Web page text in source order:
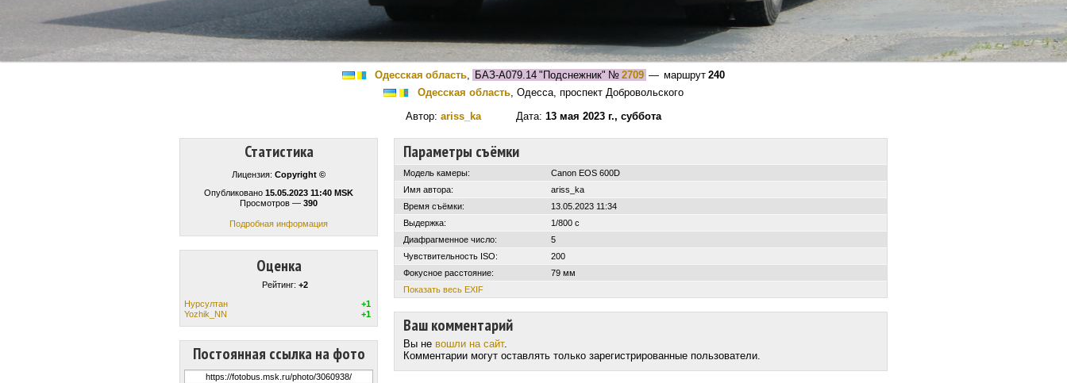
Одесская область, БАЗ-А079.14 "Подснежник" № 2709 — маршрут 240
Одесская область, Одесса, проспект Добровольского
Автор: ariss_kaДата: 13 мая 2023 г., суббота
Статистика
Лицензия: Copyright ©
Опубликовано 15.05.2023 11:40 MSK
Просмотров — 390
Подробная информация
Оценка
Рейтинг: +2
Нурсултан
+1
Yozhik_NN
+1
Постоянная ссылка на фото
Параметры съёмки
Модель камеры:
Canon EOS 600D
Имя автора:
ariss_ka
Время съёмки:
13.05.2023 11:34
Выдержка:
1/800 с
Диафрагменное число:
5
Чувствительность ISO:
200
Фокусное расстояние:
79 мм
Показать весь EXIF
Ваш комментарий
Вы не вошли на сайт.
Комментарии могут оставлять только зарегистрированные пользователи.